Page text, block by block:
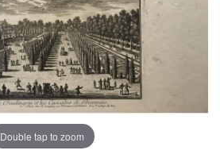
Double tap to zoom